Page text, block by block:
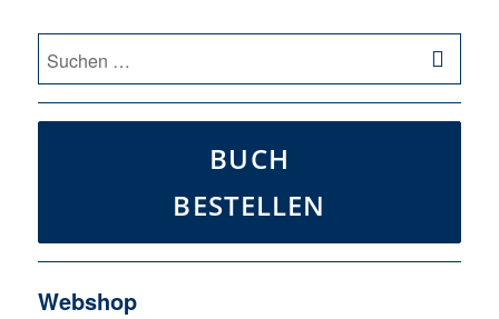
Suche
nach:
BUCH
BESTELLEN
Webshop